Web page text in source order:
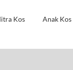
Kos Anak Kos